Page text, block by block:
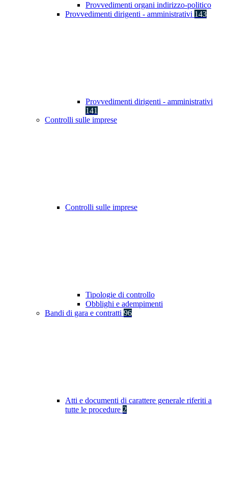
Provvedimenti organi indirizzo-politico
Provvedimenti dirigenti - amministrativi 143
Provvedimenti dirigenti - amministrativi
141
Controlli sulle imprese
Controlli sulle imprese
Tipologie di controllo
Obblighi e adempimenti
Bandi di gara e contratti 96
Atti e documenti di carattere generale riferiti a
tutte le procedure 2